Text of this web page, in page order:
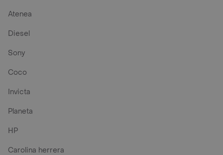
Atenea
Diesel
Sony
Coco
Invicta
Planeta
HP
Carolina herrera